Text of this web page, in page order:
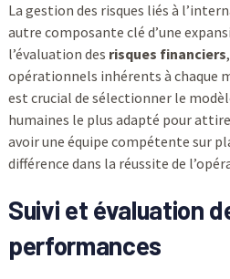
La gestion des risques liés à
autre composante clé d’une
l’évaluation des risques financiers
opérationnels inhérents à chaque
est crucial de sélectionner le
humaines le plus adapté pour
avoir une équipe compétente sur
différence dans la réussite de
Suivi et évaluation
performances